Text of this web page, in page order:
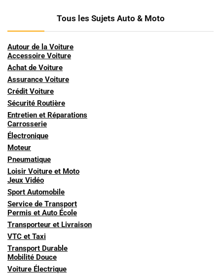
Tous les Sujets Auto & Moto
Autour de la Voiture
Accessoire Voiture
Achat de Voiture
Assurance Voiture
Crédit Voiture
Sécurité Routière
Entretien et Réparations
Carrosserie
Électronique
Moteur
Pneumatique
Loisir Voiture et Moto
Jeux Vidéo
Sport Automobile
Service de Transport
Permis et Auto École
Transporteur et Livraison
VTC et Taxi
Transport Durable
Mobilité Douce
Voiture Électrique